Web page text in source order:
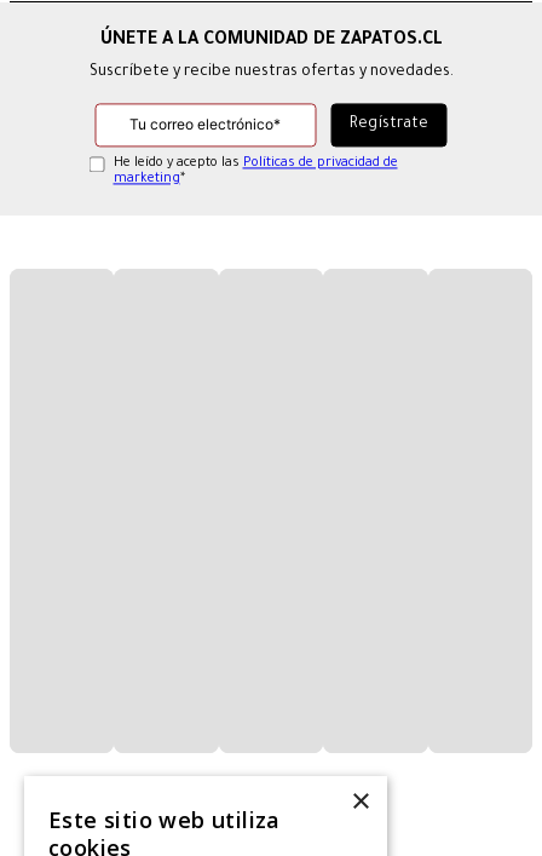
Suscríbete y recibe nuestras ofertas y novedades.
He leído y acepto las Políticas de privacidad de
marketing*
×
Este sitio web utiliza
cookies